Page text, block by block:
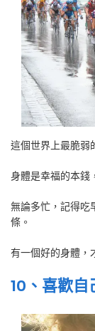
這個世界上最脆弱
身體是幸福的本錢
無論多忙，記得吃
條。
有一個好的身體，
10、喜歡自